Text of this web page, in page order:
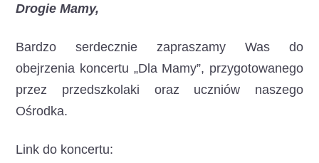
Drogie Mamy,
Bardzo serdecznie zapraszamy Was do
obejrzenia koncertu „Dla Mamy”, przygotowanego
przez przedszkolaki oraz uczniów naszego
Ośrodka.
Link do koncertu: